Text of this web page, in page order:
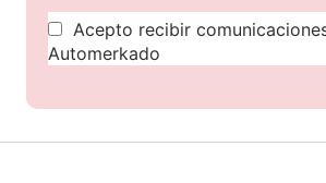
Acepto recibir
Automerkado